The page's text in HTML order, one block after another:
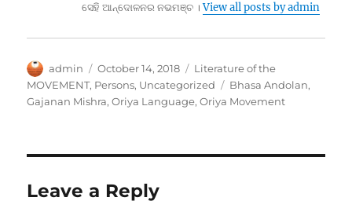
ସେହି ଆନ୍ଦୋଳନର ନଭମଞ୍ଚ ।View all posts by admin
Author
admin
Posted
on
October 14, 2018 Categories
Literature of the
MOVEMENT, Persons, Uncategorized Tags
Bhasa Andolan,
Gajanan Mishra,Oriya Language,Oriya Movement
Leave a Reply